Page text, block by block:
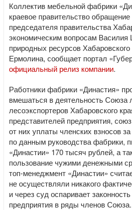
Коллектив мебельной фабрики
краевое правительство
председателя правительства
экономическим вопросам
природных ресурсов
Ермолина, сообщает портал
официальный релиз компании.
Работники фабрики «Династия»
вмешаться в деятельность
лесоэкспортеров Хабаровского
представителей предприятия,
от них уплаты членских взносов
по данным руководства фабрики,
«Династии» 170 тысяч рублей, а
пользование чужими денежными
топ-менеджмент «Династии»
не осуществляли никакого
и через суд оспаривает
предприятия в ряды членов Союза.